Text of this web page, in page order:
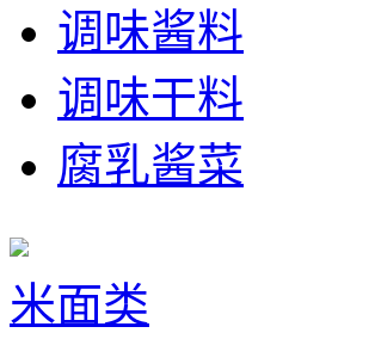
调味酱料
调味干料
腐乳酱菜
米面类